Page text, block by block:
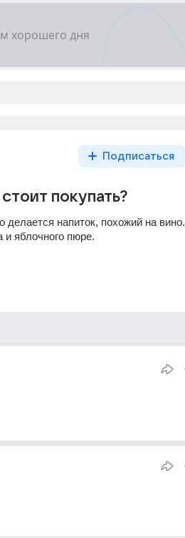
Подписаться
покупать?
делается напиток, похожий на вино.
и яблочного пюре.